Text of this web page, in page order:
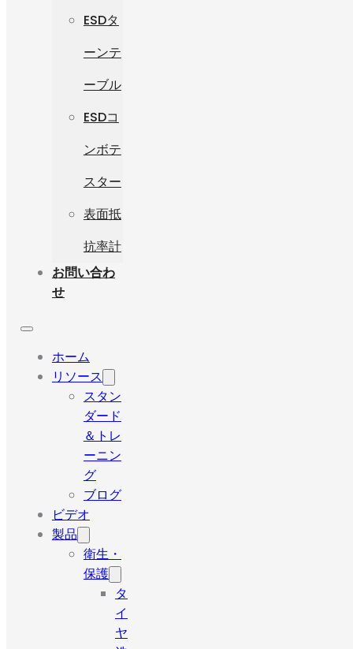
ESDタ
ーンテ
ーブル
ESDコ
ンボテ
スター
表面抵
抗率計
お問い合わ
せ
ホーム
リソース
スタン
ダード
＆トレ
ーニン
グ
ブログ
ビデオ
製品
衛生・
保護
タ
イ
ヤ